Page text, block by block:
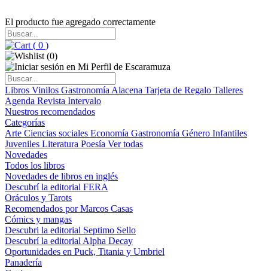
El producto fue agregado correctamente
( 0 )
(0)
Libros Vinilos Gastronomía Alacena Tarjeta de Regalo Talleres
Agenda Revista Intervalo
Nuestros recomendados
Categorías
Arte Ciencias sociales Economía Gastronomía Género Infantiles
Juveniles Literatura Poesía Ver todas
Novedades
Todos los libros
Novedades de libros en inglés
Descubrí la editorial FERA
Oráculos y Tarots
Recomendados por Marcos Casas
Cómics y mangas
Descubri la editorial Septimo Sello
Descubrí la editorial Alpha Decay
Oportunidades en Puck, Titania y Umbriel
Panadería